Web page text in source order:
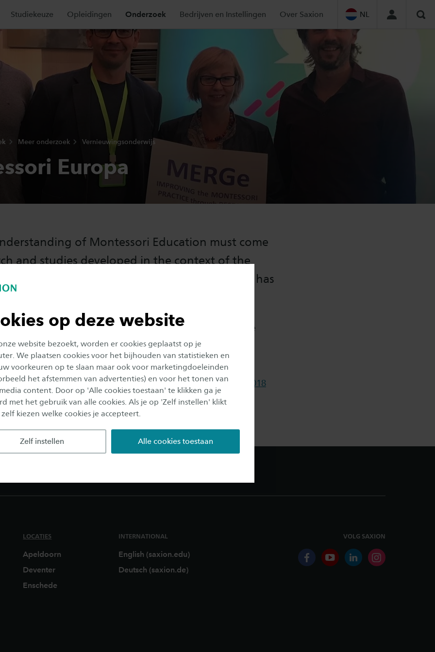
op deze website
website bezoekt, worden er cookies geplaatst op je
We plaatsen cookies voor het bijhouden van statistieken en
voorkeuren op te slaan maar ook voor marketingdoeleinden
het afstemmen van advertenties) en voor het tonen van
content. Door op 'Alle cookies toestaan' te klikken ga je
met het gebruik van alle cookies. Als je op 'Zelf instellen' klikt
kiezen welke cookies je accepteert.
Zelf instellen Alle cookies toestaan
Studiekeuze Opleidingen Onderzoek Bedrijven en Instellingen Over Saxion NL
Meer onderzoek Vernieuwingsonderwijs
Europa
of Montessori Education must come
and studies developed in the context of the
world. To reach this aim, Montessori Europe has
Working Group, MERGe.
MERGe
is to search for issues that fit in with interests of the
group and to define actions around shared activities.
and aims MERGe
activities at the conference of Montessori Europe, October 2018
Marielle van der Heijden about self-regulated learning in the
LOCATIES
Apeldoorn
Deventer
Enschede
INTERNATIONAL
English (saxion.edu)
Deutsch (saxion.de)
VOLG SAXION
facebookyoutubelinkedininstagram